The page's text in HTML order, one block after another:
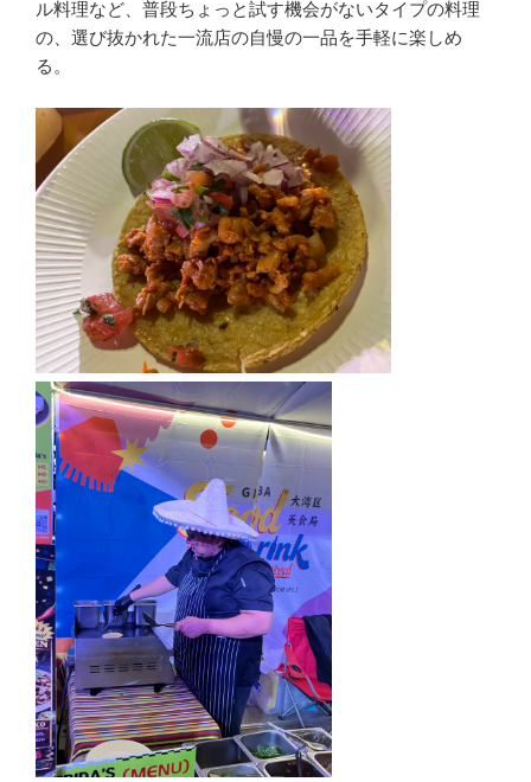
ル料理など、普段ちょっと試す機会がないタイプの料理
の、選び抜かれた一流店の自慢の一品を手軽に楽しめ
る。